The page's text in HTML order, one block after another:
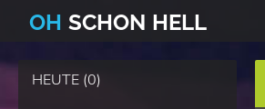
OH SCHON HELL
HEUTE (0)